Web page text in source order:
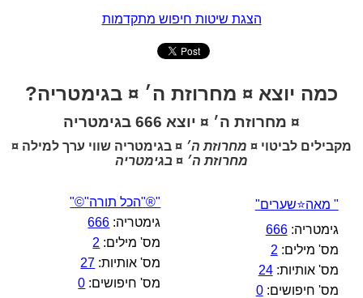
הצגת שיטות חיפוש מתקדמות
כמה יוצא ¤ מחרוזת ה׳ ¤ בגימטריה?
¤ מחרוזת ה׳ ¤ יוצא 666 בגימטריה
מקבילים לביטוי ¤ מחרוזת ה׳ ¤ בגימטריה שווי ערך למילה ¤
מחרוזת ה׳ ¤ בגימטריה
" מאה⭐שערים"
גימטריה:666
מס' מילים: 2
מס' אותיות:24
מס' חיפושים:0
"®"הכל תורה"©"
גימטריה: 666
מס' מילים: 2
מס' אותיות: 27
מס' חיפושים: 0